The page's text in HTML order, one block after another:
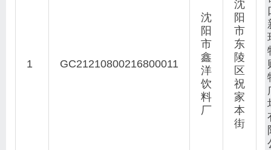
1 GC21210800216800011
沈
阳
市
鑫
洋
饮
料
厂
沈
阳
市
东
陵
区
祝
家
本
街